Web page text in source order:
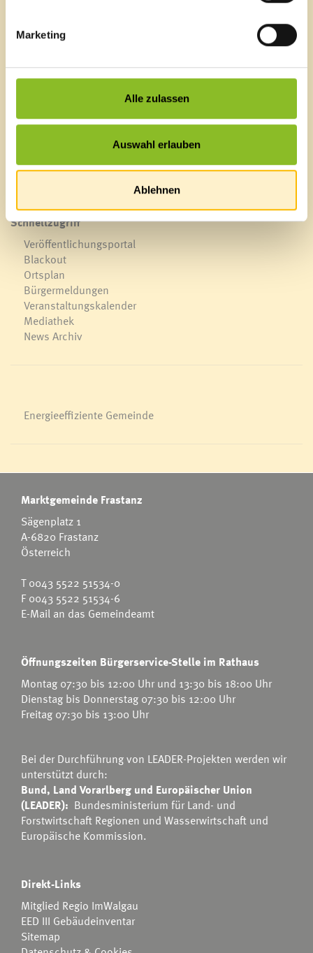
Marketing
Alle zulassen
Auswahl erlauben
Ablehnen
Sägenplatz 1
A-6820 Frastanz, Österreich
E-Mail an das Gemeindeamt
Schnellzugriff
Veröffentlichungsportal
Blackout
Ortsplan
Bürgermeldungen
Veranstaltungskalender
Mediathek
News Archiv
Energieeffiziente Gemeinde
Marktgemeinde Frastanz
Sägenplatz 1
A-6820 Frastanz
Österreich
T0043 5522 51534-0
F 0043 5522 51534-6
E-Mail an das Gemeindeamt
Öffnungszeiten Bürgerservice-Stelle im Rathaus
Montag 07:30 bis 12:00 Uhr und 13:30 bis 18:00 Uhr
Dienstag bis Donnerstag 07:30 bis 12:00 Uhr
Freitag 07:30 bis 13:00 Uhr
Bei der Durchführung von LEADER-Projekten werden wir
unterstützt durch:
Bund, Land Vorarlberg und Europäischer Union
(LEADER): Bundesministerium für Land- und
Forstwirtschaft Regionen und Wasserwirtschaft und
Europäische Kommission.
Direkt-Links
Mitglied Regio ImWalgau
EED III Gebäudeinventar
Sitemap